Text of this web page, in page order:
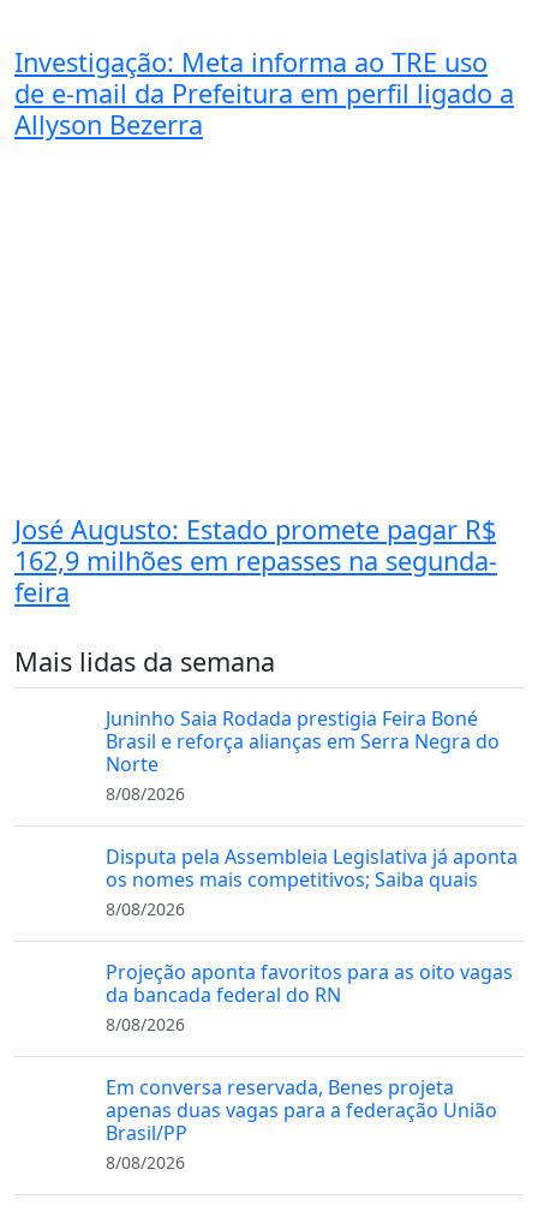
Investigação: Meta informa ao TRE uso
de e-mail da Prefeitura em perfil ligado a
Allyson Bezerra
José Augusto: Estado promete pagar R$
162,9 milhões em repasses na segunda-
feira
Mais lidas da semana
Juninho Saia Rodada prestigia Feira Boné
Brasil e reforça alianças em Serra Negra do
Norte
8/08/2026
Disputa pela Assembleia Legislativa já aponta
os nomes mais competitivos; Saiba quais
8/08/2026
Projeção aponta favoritos para as oito vagas
da bancada federal do RN
8/08/2026
Em conversa reservada, Benes projeta
apenas duas vagas para a federação União
Brasil/PP
8/08/2026